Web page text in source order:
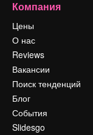
Компания
Цены
О нас
Reviews
Вакансии
Поиск тенденций
Блог
События
Slidesgo